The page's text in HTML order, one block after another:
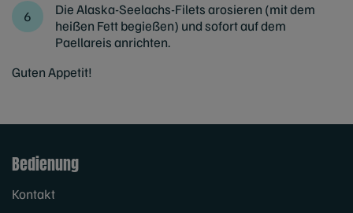
Die Alaska-Seelachs-Filets arosieren (mit dem
heißen Fett begießen) und sofort auf dem
Paellareis anrichten.
Guten Appetit!
Bedienung
Kontakt